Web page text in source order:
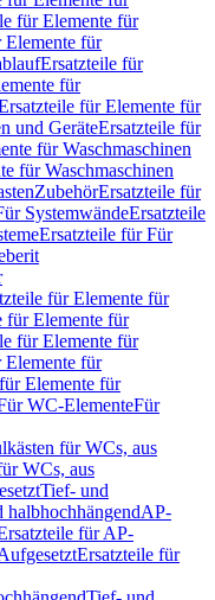
für Elemente für
Elemente für
Ersatzteile für
für
für Elemente für
und GeräteErsatzteile für
für Waschmaschinen
für Waschmaschinen
ZubehörErsatzteile für
SystemwändeErsatzteile
Ersatzteile für Für
für Elemente für
für Elemente für
für Elemente für
Elemente für
Elemente für
WC-ElementeFür
für WCs, aus
WCs, aus
Tief- und
AP-
für AP-
Ersatzteile für